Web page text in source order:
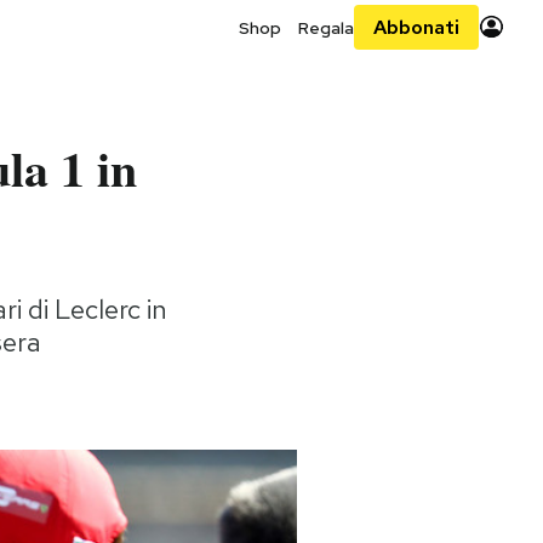
Shop Regala Abbonati
1 in
di Leclerc in